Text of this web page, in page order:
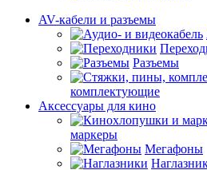
AV-кабели и разъемы
Разъемы
комплектующие
Аксессуары для кино
маркеры
Мегафоны